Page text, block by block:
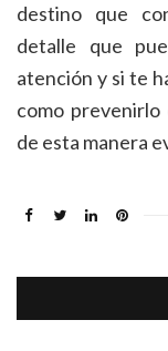
destino que
detalle que
atención y si te
como prevenirlo
de esta manera